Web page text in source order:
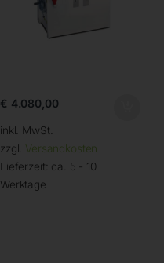
€ 4.080,00
inkl. MwSt.
zzgl. Versandkosten
Lieferzeit: ca. 5 - 10
Werktage